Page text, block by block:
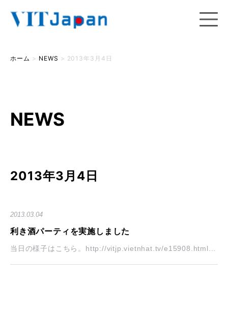
ホーム > NEWS > 2013年3月4日
NEWS
2013年3月4日
2013.03.04
利き酒パーティを実施しました
当日の様子はこちら。http://vitjp.vietnhat.tv/e15908.html...